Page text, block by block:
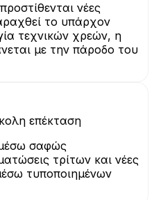
νέες
το υπάρχον
τεχνικών χρεών, η
με την πάροδο του
επέκταση
μέσω σαφώς
τρίτων και νέες
τυποποιημένων